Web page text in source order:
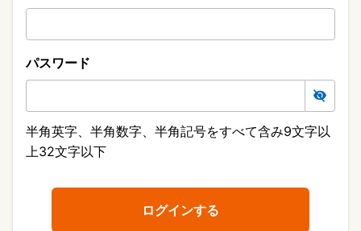
パスワード
半角英字、半角数字、半角記号をすべて含み9文字以
上32文字以下